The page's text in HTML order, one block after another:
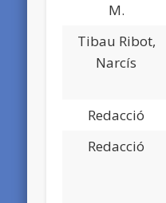
M.
Tibau Ribot,
Narcís
Redacció
Redacció